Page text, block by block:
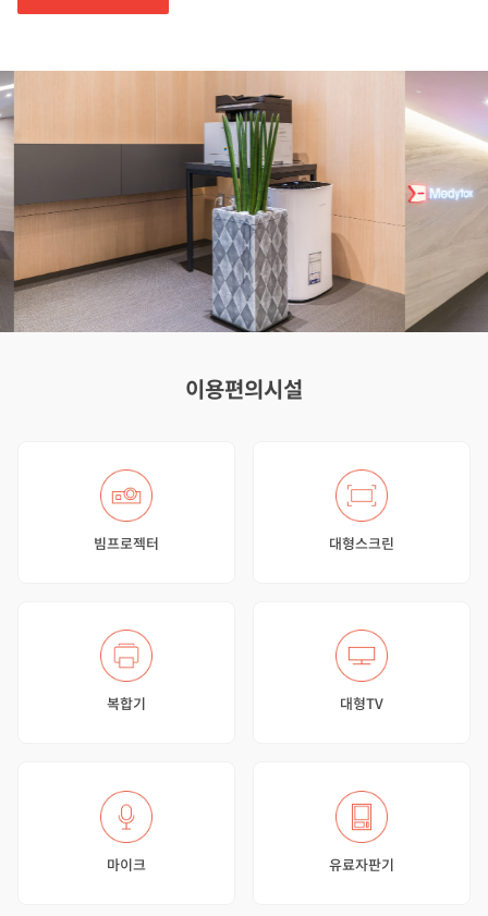
이용편의시설
빔프로젝터 대형스크린
복합기 대형TV
마이크 유료자판기